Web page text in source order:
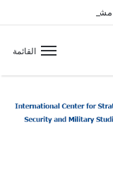
مشترك
القائمة